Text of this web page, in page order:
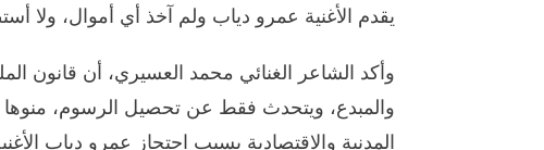
يقدم الأغنية عمرو دياب ولم آخذ أي أموال، ولا
وأكد الشاعر الغنائي محمد العسيري، أن قانون
والمبدع، ويتحدث فقط عن تحصيل الرسوم، منوها
المدنية والاقتصادية بسبب احتجاز عمرو دياب